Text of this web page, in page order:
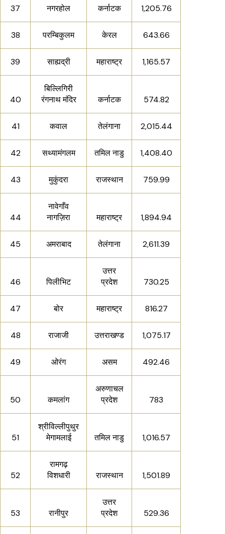
37 नगरहोल कर्नाटक 1,205.76
38 परम्बिकुलम केरल 643.66
39 साह्यद्री महाराष्ट्र 1,165.57
40
बिल्लिगिरी
रंगनाथ मंदिर
कर्नाटक 574.82
41 कवाल तेलंगाना 2,015.44
42 सथ्यामंगलम तमिल नाडु 1,408.40
43 मुकुंदरा राजस्थान 759.99
44
नावेगाँव
नागज़िरा
महाराष्ट्र 1,894.94
45 अमराबाद तेलंगाना 2,611.39
46 पिलीभिट
उत्तर
प्रदेश
730.25
47 बोर महाराष्ट्र 816.27
48 राजाजी उत्तराखण्ड 1,075.17
49 ओरंग असम 492.46
50 कमलांग
अरुणाचल
प्रदेश
783
51
श्रीविल्लीपुथुर
मेगामलाई
तमिल नाडु 1,016.57
52
रामगढ़
विशधारी
राजस्थान 1,501.89
53 रानीपुर
उत्तर
प्रदेश
529.36